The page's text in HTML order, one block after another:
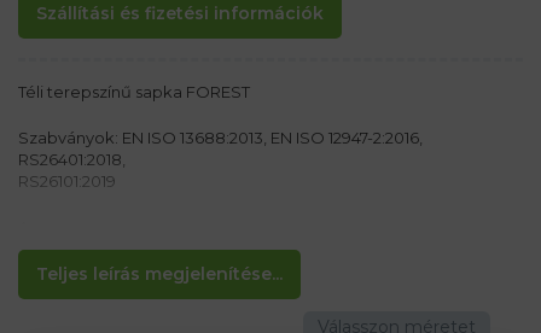
Szállítási és fizetési információk
Teljes leírás megjelenítése...
Téli terepszínű sapka FOREST
Szabványok: EN ISO 13688:2013, EN ISO 12947-2:2016,
RS26401:2018,
RS26101:2019
100% akril fonal 126 g / m2
Jellemzők: